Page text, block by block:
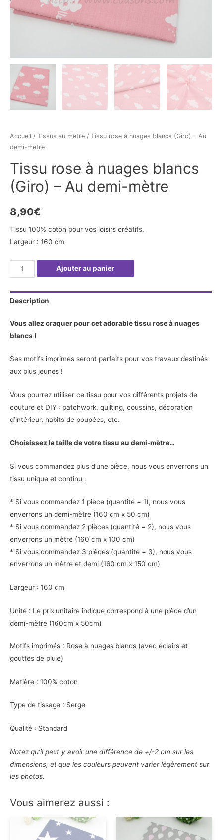
Accueil / Tissus au mètre / Tissu rose à nuages blancs (Giro) – Au
demi-mètre
Tissu rose à nuages blancs
(Giro) – Au demi-mètre
8,90€
Tissu 100% coton pour vos loisirs créatifs.
Largeur : 160 cm
quantité
de
Tissu
rose
nuages
blancs
Ajouter au panier
Description
Vous allez craquer pour cet adorable tissu rose à nuages
blancs !
Ses motifs imprimés seront parfaits pour vos travaux destinés
aux plus jeunes !
Vous pourrez utiliser ce tissu pour vos différents projets de
couture et DIY : patchwork, quilting, coussins, décoration
d’intérieur, habits de poupées, etc.
Choisissez la taille de votre tissu au demi-mètre…
Si vous commandez plus d’une pièce, nous vous enverrons un
tissu unique et continu :
* Si vous commandez 1 pièce (quantité = 1), nous vous
enverrons un demi-mètre (160 cm x 50 cm)
* Si vous commandez 2 pièces (quantité = 2), nous vous
enverrons un mètre (160 cm x 100 cm)
* Si vous commandez 3 pièces (quantité = 3), nous vous
enverrons un mètre et demi (160 cm x 150 cm)
Largeur : 160 cm
Unité : Le prix unitaire indiqué correspond à une pièce d’un
demi-mètre (160cm x 50cm)
Motifs imprimés : Rose à nuages blancs (avec éclairs et
gouttes de pluie)
Matière : 100% coton
Type de tissage : Serge
Qualité : Standard
Notez qu’il peut y avoir une différence de +/-2 cm sur les
dimensions, et que les couleurs peuvent varier légèrement sur
les photos.
Vous aimerez aussi :